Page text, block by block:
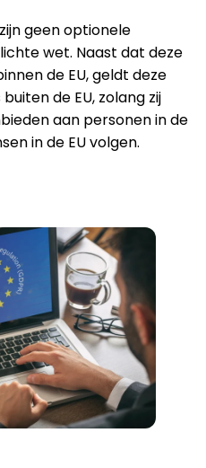
geen optionele
wet. Naast dat deze
de EU, geldt deze
de EU, zolang zij
aan personen in de
in de EU volgen.